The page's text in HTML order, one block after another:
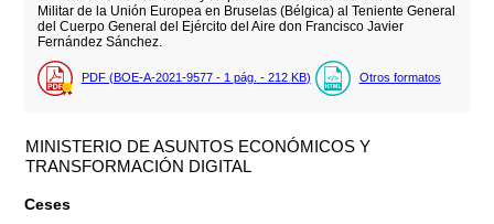
Militar de la Unión Europea en Bruselas (Bélgica) al Teniente General
del Cuerpo General del Ejército del Aire don Francisco Javier
Fernández Sánchez.
PDF (BOE-A-2021-9577 - 1 pág. - 212 KB) Otros formatos
MINISTERIO DE ASUNTOS ECONÓMICOS Y
TRANSFORMACIÓN DIGITAL
Ceses